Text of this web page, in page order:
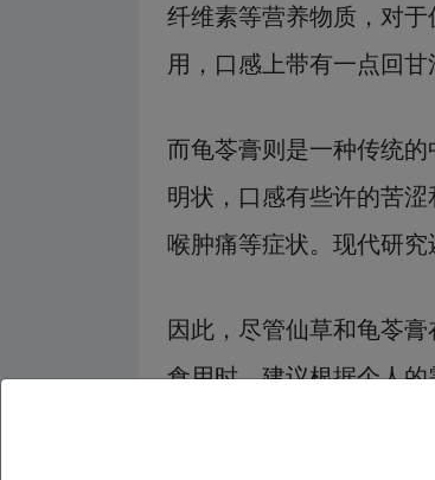
纤维素等营养物质，对
用，口感上带有一点回甘
而龟苓膏则是一种传统
明状，口感有些许的苦
喉肿痛等症状。现代研
因此，尽管仙草和龟苓
食用时，建议根据个人